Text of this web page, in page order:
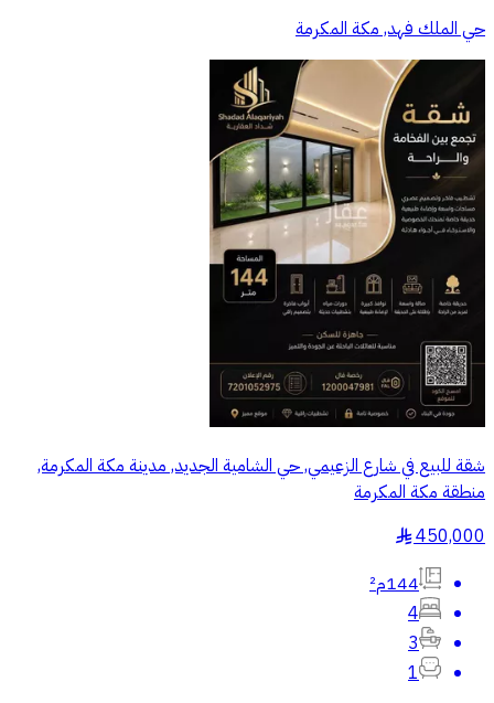
حي الملك فهد, مكة المكرمة
شقة للبيع في شارع الزعيمي, حي الشامية الجديد, مدينة مكة المكرمة,
منطقة مكة المكرمة
450,000
§
144م²
4
3
1